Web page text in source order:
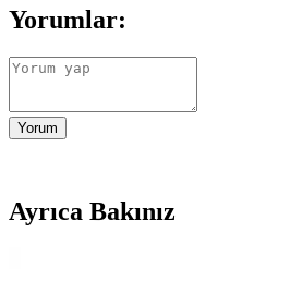
Yorumlar:
Yorum
Ayrıca Bakınız